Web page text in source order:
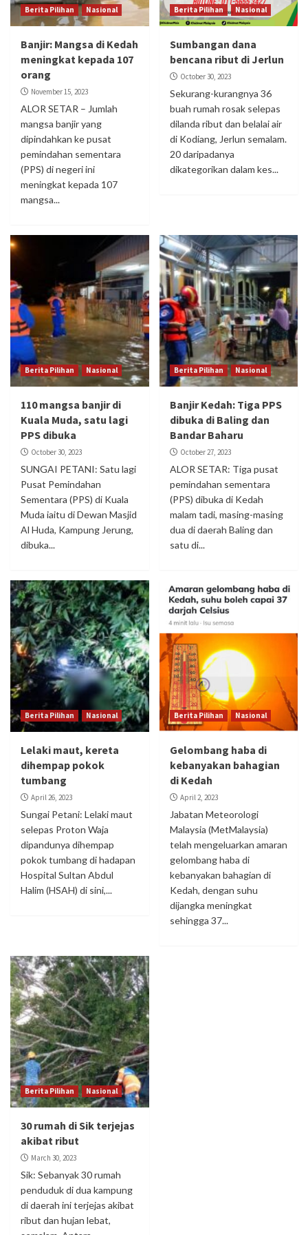
Berita Pilihan Nasional
Banjir: Mangsa di Kedah
meningkat kepada 107
orang
November 15, 2023
ALOR SETAR – Jumlah
mangsa banjir yang
dipindahkan ke pusat
pemindahan sementara
(PPS) di negeri ini
meningkat kepada 107
mangsa...
Berita Pilihan Nasional
Sumbangan dana
bencana ribut di Jerlun
October 30, 2023
Sekurang-kurangnya 36
buah rumah rosak selepas
dilanda ribut dan belalai air
di Kodiang, Jerlun semalam.
20 daripadanya
dikategorikan dalam kes...
Berita Pilihan Nasional
110 mangsa banjir di
Kuala Muda, satu lagi
PPS dibuka
October 30, 2023
SUNGAI PETANI: Satu lagi
Pusat Pemindahan
Sementara (PPS) di Kuala
Muda iaitu di Dewan Masjid
Al Huda, Kampung Jerung,
dibuka...
Berita Pilihan Nasional
Banjir Kedah: Tiga PPS
dibuka di Baling dan
Bandar Baharu
October 27, 2023
ALOR SETAR: Tiga pusat
pemindahan sementara
(PPS) dibuka di Kedah
malam tadi, masing-masing
dua di daerah Baling dan
satu di...
Berita Pilihan Nasional
Lelaki maut, kereta
dihempap pokok
tumbang
April 26, 2023
Sungai Petani: Lelaki maut
selepas Proton Waja
dipandunya dihempap
pokok tumbang di hadapan
Hospital Sultan Abdul
Halim (HSAH) di sini,...
Berita Pilihan Nasional
Gelombang haba di
kebanyakan bahagian
di Kedah
April 2, 2023
Jabatan Meteorologi
Malaysia (MetMalaysia)
telah mengeluarkan amaran
gelombang haba di
kebanyakan bahagian di
Kedah, dengan suhu
dijangka meningkat
sehingga 37...
Berita Pilihan Nasional
30 rumah di Sik terjejas
akibat ribut
March 30, 2023
Sik: Sebanyak 30 rumah
penduduk di dua kampung
di daerah ini terjejas akibat
ribut dan hujan lebat,